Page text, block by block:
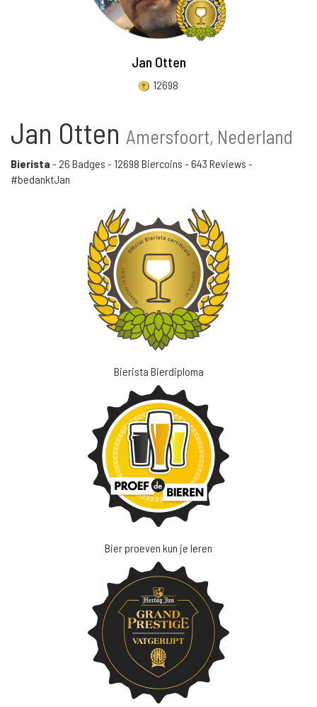
Jan Otten
12698
Jan Otten Amersfoort, Nederland
Bierista - 26 Badges - 12698 Biercoins - 643 Reviews -
#bedanktJan
Bierista Bierdiploma
Bier proeven kun je leren